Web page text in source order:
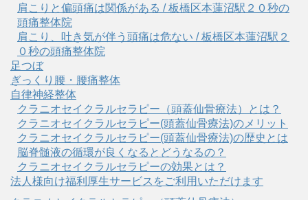
肩こりと偏頭痛は関係がある / 板橋区本蓮沼駅２０秒の
頭痛整体院
肩こり、吐き気が伴う頭痛は危ない / 板橋区本蓮沼駅２
０秒の頭痛整体院
足つぼ
ぎっくり腰・腰痛整体
自律神経整体
クラニオセイクラルセラピー（頭蓋仙骨療法）とは？
クラニオセイクラルセラピー(頭蓋仙骨療法)のメリット
クラニオセイクラルセラピー(頭蓋仙骨療法)の歴史とは
脳脊髄液の循環が良くなるとどうなるの？
クラニオセイクラルセラピーの効果とは？
法人様向け福利厚生サービスをご利用いただけます